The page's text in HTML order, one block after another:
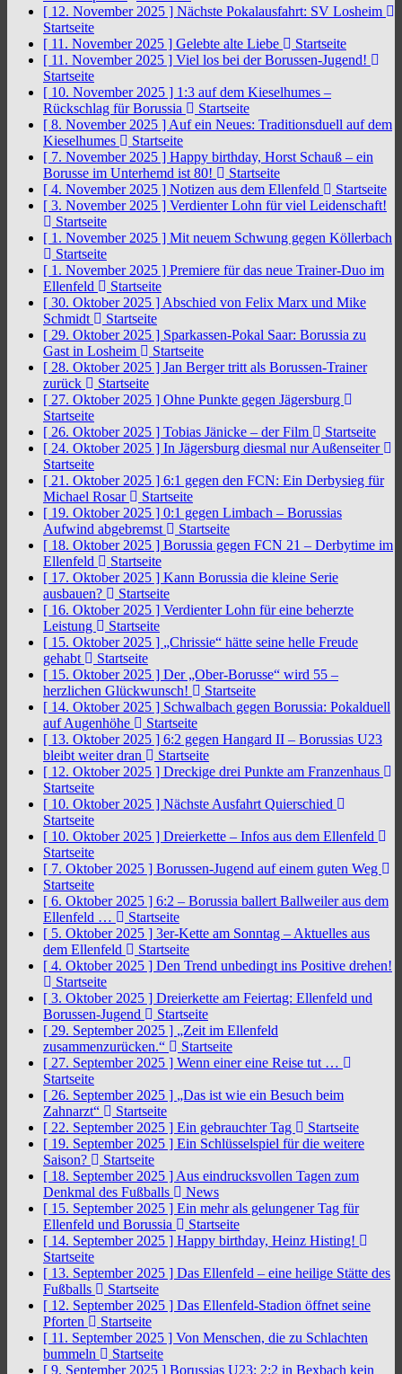
[ 12. November 2025 ] Nächste Pokalausfahrt: SV Losheim
Startseite
[ 11. November 2025 ] Gelebte alte Liebe
Startseite
[ 11. November 2025 ] Viel los bei der Borussen-Jugend!
Startseite
[ 10. November 2025 ] 1:3 auf dem Kieselhumes –
Rückschlag für Borussia
Startseite
[ 8. November 2025 ] Auf ein Neues: Traditionsduell auf dem
Kieselhumes
Startseite
[ 7. November 2025 ] Happy birthday, Horst Schauß – ein
Borusse im Unterhemd ist 80!
Startseite
[ 4. November 2025 ] Notizen aus dem Ellenfeld
Startseite
[ 3. November 2025 ] Verdienter Lohn für viel Leidenschaft!
Startseite
[ 1. November 2025 ] Mit neuem Schwung gegen Köllerbach
Startseite
[ 1. November 2025 ] Premiere für das neue Trainer-Duo im
Ellenfeld
Startseite
[ 30. Oktober 2025 ] Abschied von Felix Marx und Mike
Schmidt
Startseite
[ 29. Oktober 2025 ] Sparkassen-Pokal Saar: Borussia zu
Gast in Losheim
Startseite
[ 28. Oktober 2025 ] Jan Berger tritt als Borussen-Trainer
zurück
Startseite
[ 27. Oktober 2025 ] Ohne Punkte gegen Jägersburg
Startseite
[ 26. Oktober 2025 ] Tobias Jänicke – der Film
Startseite
[ 24. Oktober 2025 ] In Jägersburg diesmal nur Außenseiter
Startseite
[ 21. Oktober 2025 ] 6:1 gegen den FCN: Ein Derbysieg für
Michael Rosar
Startseite
[ 19. Oktober 2025 ] 0:1 gegen Limbach – Borussias
Aufwind abgebremst
Startseite
[ 18. Oktober 2025 ] Borussia gegen FCN 21 – Derbytime im
Ellenfeld
Startseite
[ 17. Oktober 2025 ] Kann Borussia die kleine Serie
ausbauen?
Startseite
[ 16. Oktober 2025 ] Verdienter Lohn für eine beherzte
Leistung
Startseite
[ 15. Oktober 2025 ] „Chrissie“ hätte seine helle Freude
gehabt
Startseite
[ 15. Oktober 2025 ] Der „Ober-Borusse“ wird 55 –
herzlichen Glückwunsch!
Startseite
[ 14. Oktober 2025 ] Schwalbach gegen Borussia: Pokalduell
auf Augenhöhe
Startseite
[ 13. Oktober 2025 ] 6:2 gegen Hangard II – Borussias U23
bleibt weiter dran
Startseite
[ 12. Oktober 2025 ] Dreckige drei Punkte am Franzenhaus
Startseite
[ 10. Oktober 2025 ] Nächste Ausfahrt Quierschied
Startseite
[ 10. Oktober 2025 ] Dreierkette – Infos aus dem Ellenfeld
Startseite
[ 7. Oktober 2025 ] Borussen-Jugend auf einem guten Weg
Startseite
[ 6. Oktober 2025 ] 6:2 – Borussia ballert Ballweiler aus dem
Ellenfeld …
Startseite
[ 5. Oktober 2025 ] 3er-Kette am Sonntag – Aktuelles aus
dem Ellenfeld
Startseite
[ 4. Oktober 2025 ] Den Trend unbedingt ins Positive drehen!
Startseite
[ 3. Oktober 2025 ] Dreierkette am Feiertag: Ellenfeld und
Borussen-Jugend
Startseite
[ 29. September 2025 ] „Zeit im Ellenfeld
zusammenzurücken.“
Startseite
[ 27. September 2025 ] Wenn einer eine Reise tut …
Startseite
[ 26. September 2025 ] „Das ist wie ein Besuch beim
Zahnarzt“
Startseite
[ 22. September 2025 ] Ein gebrauchter Tag
Startseite
[ 19. September 2025 ] Ein Schlüsselspiel für die weitere
Saison?
Startseite
[ 18. September 2025 ] Aus eindrucksvollen Tagen zum
Denkmal des Fußballs
News
[ 15. September 2025 ] Ein mehr als gelungener Tag für
Ellenfeld und Borussia
Startseite
[ 14. September 2025 ] Happy birthday, Heinz Histing!
Startseite
[ 13. September 2025 ] Das Ellenfeld – eine heilige Stätte des
Fußballs
Startseite
[ 12. September 2025 ] Das Ellenfeld-Stadion öffnet seine
Pforten
Startseite
[ 11. September 2025 ] Von Menschen, die zu Schlachten
bummeln
Startseite
[ 9. September 2025 ] Borussias U23: 2:2 in Bexbach kein